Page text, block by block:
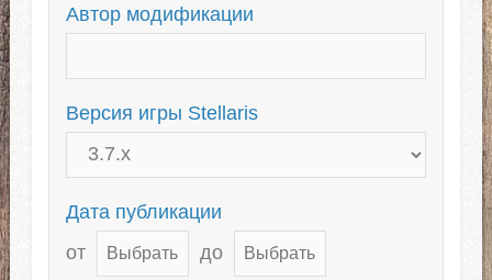
Автор модификации
Версия игры Stellaris
Дата публикации
от
до